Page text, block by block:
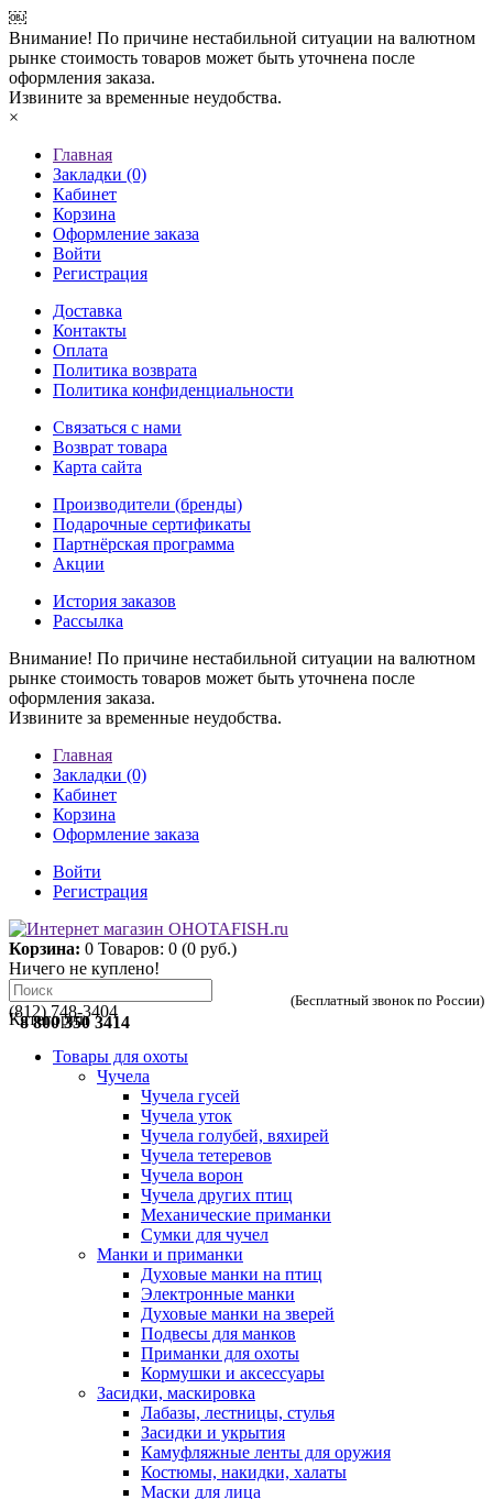
￼
Внимание! По причине нестабильной ситуации на валютном
рынке стоимость товаров может быть уточнена после
оформления заказа.
Извините за временные неудобства.
×
Главная
Закладки (0)
Кабинет
Корзина
Оформление заказа
Войти
Регистрация
Доставка
Контакты
Оплата
Политика возврата
Политика конфиденциальности
Связаться с нами
Возврат товара
Карта сайта
Производители (бренды)
Подарочные сертификаты
Партнёрская программа
Акции
История заказов
Рассылка
Внимание! По причине нестабильной ситуации на валютном
рынке стоимость товаров может быть уточнена после
оформления заказа.
Извините за временные неудобства.
Главная
Закладки (0)
Кабинет
Корзина
Оформление заказа
Войти
Регистрация
Корзина: 0 Товаров: 0 (0 руб.)
Ничего не куплено!
(812) 748-3404
8 800 350 3414
(Бесплатный звонок по России)
Категории
Товары для охоты
Чучела
Чучела гусей
Чучела уток
Чучела голубей, вяхирей
Чучела тетеревов
Чучела ворон
Чучела других птиц
Механические приманки
Сумки для чучел
Манки и приманки
Духовые манки на птиц
Электронные манки
Духовые манки на зверей
Подвесы для манков
Приманки для охоты
Кормушки и аксессуары
Засидки, маскировка
Лабазы, лестницы, стулья
Засидки и укрытия
Камуфляжные ленты для оружия
Костюмы, накидки, халаты
Маски для лица